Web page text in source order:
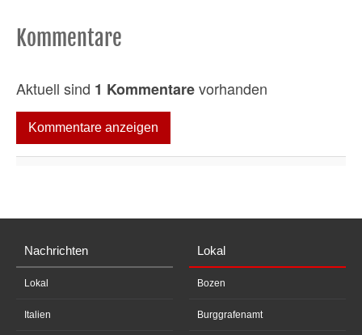
Kommentare
Aktuell sind 1 Kommentarevorhanden
Kommentare anzeigen
Nachrichten
Lokal
Italien
Lokal
Bozen
Burggrafenamt